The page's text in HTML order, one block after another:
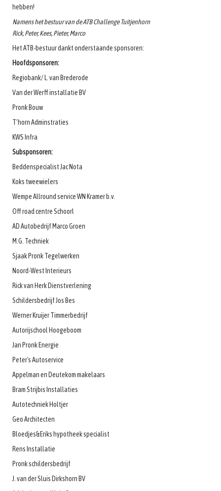
hebben!
Namens het bestuur van de ATB Challenge Tuitjenhorn
Rick, Peter, Kees, Pieter, Marco
Het ATB-bestuur dankt onderstaande sponsoren:
Hoofdsponsoren:
Regiobank/ L. van Brederode
Van der Werff installatie BV
Pronk Bouw
T’horn Adminstraties
KWS Infra
Subsponsoren:
Beddenspecialist Jac Nota
Koks tweewielers
Wempe Allround service WN Kramer b.v.
Off road centre Schoorl
AD Autobedrijf Marco Groen
M.G. Techniek
Sjaak Pronk Tegelwerken
Noord-West Interieurs
Rick van Herk Dienstverlening
Schildersbedrijf Jos Bes
Werner Kruijer Timmerbedrijf
Autorijschool Hoogeboom
Jan Pronk Energie
Peter's Autoservice
Appelman en Deutekom makelaars
Bram Strijbis Installaties
Autotechniek Holtjer
Geo Architecten
Bloedjes&Eriks hypotheek specialist
Rens Installatie
Pronk schildersbedrijf
J. van der Sluis Dirkshorn BV